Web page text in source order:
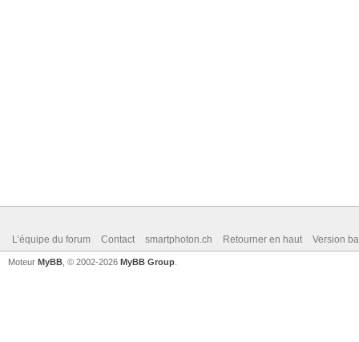
L’équipe du forum Contact smartphoton.ch Retourner en haut Version
Moteur MyBB , © 2002-2026 MyBB Group